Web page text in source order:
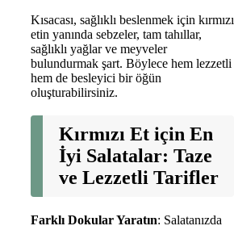
Kısacası, sağlıklı beslenmek için kırmızı
etin yanında sebzeler, tam tahıllar,
sağlıklı yağlar ve meyveler
bulundurmak şart. Böylece hem lezzetli
hem de besleyici bir öğün
oluşturabilirsiniz.
Kırmızı Et için En
İyi Salatalar: Taze
ve Lezzetli Tarifler
Farklı Dokular Yaratın: Salatanızda